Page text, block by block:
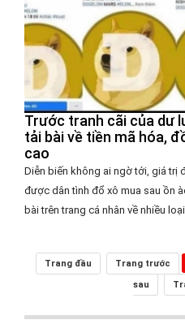
Trước tranh cãi của dư
tải bài về tiền mã hóa,
cao
Diễn biến không ai ngờ tới, giá trị
được dân tình đổ xô mua sau ồn
bài trên trang cá nhân về nhiều
Trang đầu Trang trước
sau